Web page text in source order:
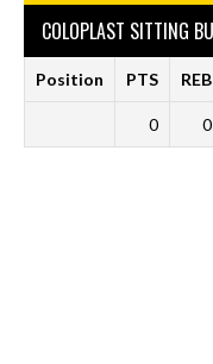
COLOPLAST SITTING
Position PTS REB
0 0